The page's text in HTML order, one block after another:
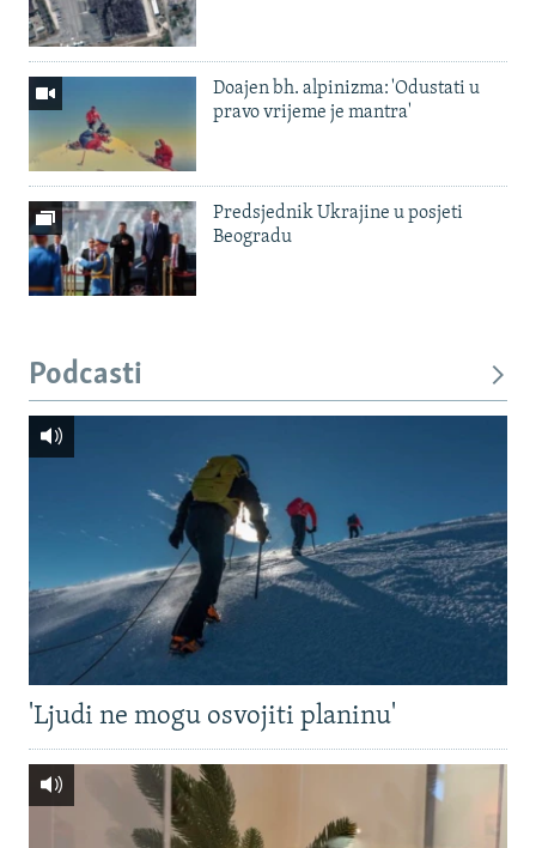
Doajen bh. alpinizma: 'Odustati u
pravo vrijeme je mantra'
Predsjednik Ukrajine u posjeti
Beogradu
Podcasti
'Ljudi ne mogu osvojiti planinu'